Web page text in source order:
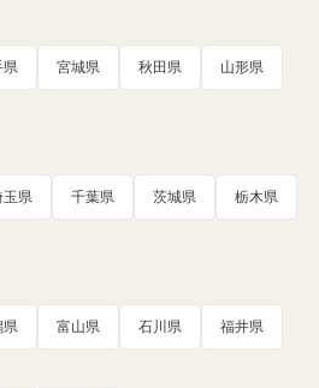
県 宮城県 秋田県 山形県
玉県 千葉県 茨城県 栃木県
県 富山県 石川県 福井県